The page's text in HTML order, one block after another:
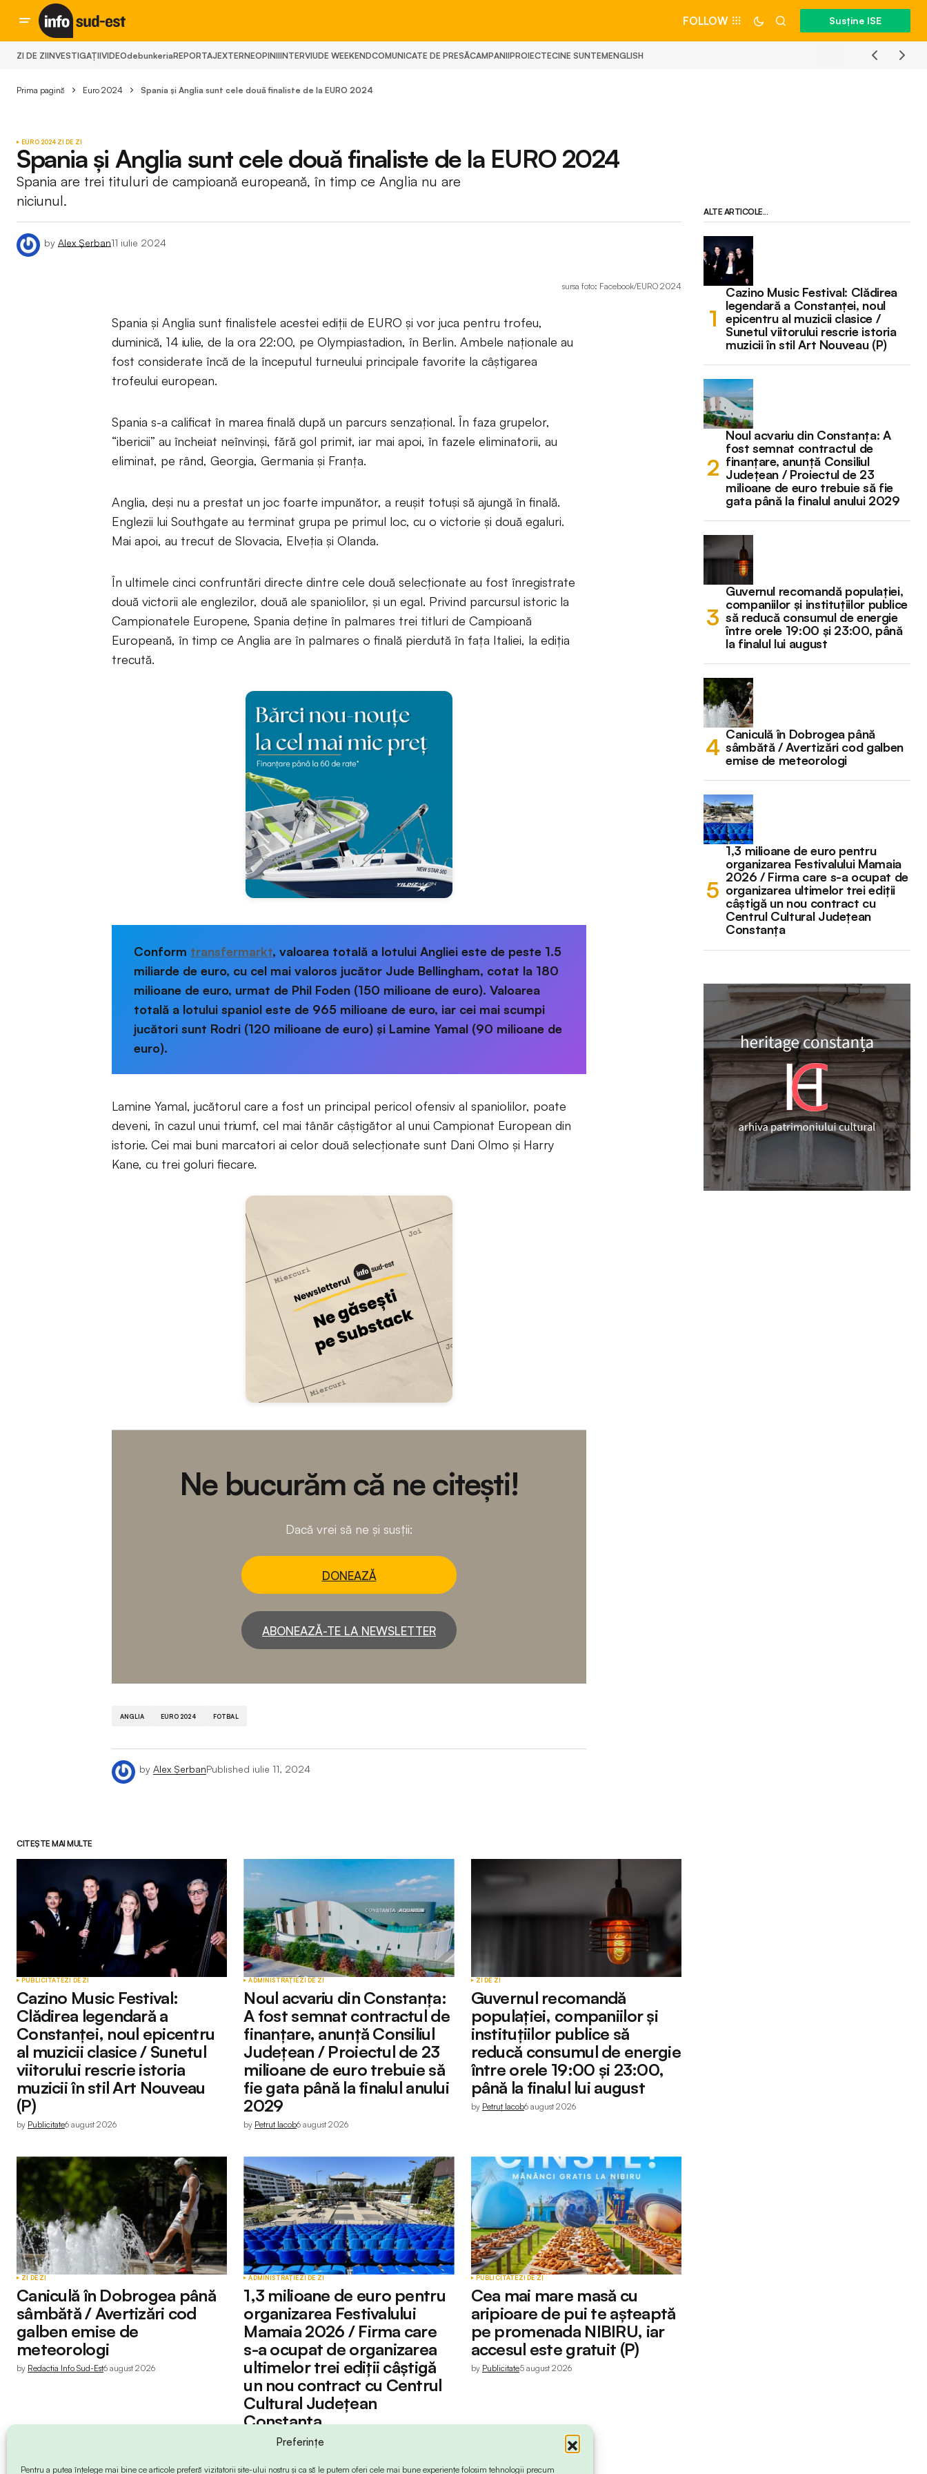
Preferințe
Pentru a putea înțelege mai bine ce articole preferă vizitatorii site-ului nostru și ca să le putem oferi cele mai bune experiențe folosim tehnologii precum
FOLLOW Susține ISE
ZI DE ZIINVESTIGAȚIIVIDEOdebunkeriaREPORTAJEXTERNEOPINIIINTERVIUDE WEEKENDCOMUNICATE DE PRESĂCAMPANIIPROIECTECINE SUNTEMENGLISH
Prima pagină Euro 2024 Spania și Anglia sunt cele două finaliste de la EURO 2024
EURO 2024 ZI DE ZI
Spania și Anglia sunt cele două finaliste de la EURO 2024
Spania are trei tituluri de campioană europeană, în timp ce Anglia nu are
niciunul.
by Alex Șerban11 iulie 2024
sursa foto: Facebook/EURO 2024
Spania și Anglia sunt finalistele acestei ediții de EURO și vor juca pentru trofeu,
duminică, 14 iulie, de la ora 22:00, pe Olympiastadion, în Berlin. Ambele naționale au
fost considerate încă de la începutul turneului principale favorite la câștigarea
trofeului european.
Spania s-a calificat în marea finală după un parcurs senzațional. În faza grupelor,
“ibericii” au încheiat neînvinși, fără gol primit, iar mai apoi, în fazele eliminatorii, au
eliminat, pe rând, Georgia, Germania și Franța.
Anglia, deși nu a prestat un joc foarte impunător, a reușit totuși să ajungă în finală.
Englezii lui Southgate au terminat grupa pe primul loc, cu o victorie și două egaluri.
Mai apoi, au trecut de Slovacia, Elveția și Olanda.
În ultimele cinci confruntări directe dintre cele două selecționate au fost înregistrate
două victorii ale englezilor, două ale spaniolilor, și un egal. Privind parcursul istoric la
Campionatele Europene, Spania deține în palmares trei titluri de Campioană
Europeană, în timp ce Anglia are în palmares o finală pierdută în fața Italiei, la ediția
trecută.
Conform transfermarkt, valoarea totală a lotului Angliei este de peste 1.5
miliarde de euro, cu cel mai valoros jucător Jude Bellingham, cotat la 180
milioane de euro, urmat de Phil Foden (150 milioane de euro). Valoarea
totală a lotului spaniol este de 965 milioane de euro, iar cei mai scumpi
jucători sunt Rodri (120 milioane de euro) și Lamine Yamal (90 milioane de
euro).
Lamine Yamal, jucătorul care a fost un principal pericol ofensiv al spaniolilor, poate
deveni, în cazul unui triumf, cel mai tânăr câștigător al unui Campionat European din
istorie. Cei mai buni marcatori ai celor două selecționate sunt Dani Olmo și Harry
Kane, cu trei goluri fiecare.
Ne bucurăm că ne citești!
Dacă vrei să ne și susții:
DONEAZĂ
ABONEAZĂ-TE LA NEWSLETTER
ANGLIA EURO 2024 FOTBAL
by Alex ȘerbanPublished iulie 11, 2024
CITEȘTE MAI MULTE
PUBLICITATEZI DE ZI
Cazino Music Festival:
Clădirea legendară a
Constanței, noul epicentru
al muzicii clasice / Sunetul
viitorului rescrie istoria
muzicii în stil Art Nouveau
(P)
by Publicitate6 august 2026
ADMINISTRAȚIEZI DE ZI
Noul acvariu din Constanța:
A fost semnat contractul de
finanțare, anunță Consiliul
Județean / Proiectul de 23
milioane de euro trebuie să
fie gata până la finalul anului
2029
by Petruț Iacob6 august 2026
ZI DE ZI
Guvernul recomandă
populației, companiilor și
instituțiilor publice să
reducă consumul de energie
între orele 19:00 și 23:00,
până la finalul lui august
by Petruț Iacob6 august 2026
ZI DE ZI
Caniculă în Dobrogea până
sâmbătă / Avertizări cod
galben emise de
meteorologi
by Redactia Info Sud-Est6 august 2026
ADMINISTRAȚIEZI DE ZI
1,3 milioane de euro pentru
organizarea Festivalului
Mamaia 2026 / Firma care
s-a ocupat de organizarea
ultimelor trei ediții câștigă
un nou contract cu Centrul
Cultural Județean
Constanța
Petruț Iacob6 august 2026
PUBLICITATEZI DE ZI
Cea mai mare masă cu
aripioare de pui te așteaptă
pe promenada NIBIRU, iar
accesul este gratuit (P)
by Publicitate5 august 2026
ALTE ARTICOLE...
Cazino Music Festival: Clădirea
legendară a Constanței, noul
epicentru al muzicii clasice /
Sunetul viitorului rescrie istoria
muzicii în stil Art Nouveau (P)
Noul acvariu din Constanța: A
fost semnat contractul de
finanțare, anunță Consiliul
Județean / Proiectul de 23
milioane de euro trebuie să fie
gata până la finalul anului 2029
Guvernul recomandă populației,
companiilor și instituțiilor publice
să reducă consumul de energie
între orele 19:00 și 23:00, până
la finalul lui august
Caniculă în Dobrogea până
sâmbătă / Avertizări cod galben
emise de meteorologi
1,3 milioane de euro pentru
organizarea Festivalului Mamaia
2026 / Firma care s-a ocupat de
organizarea ultimelor trei ediții
câștigă un nou contract cu
Centrul Cultural Județean
Constanța